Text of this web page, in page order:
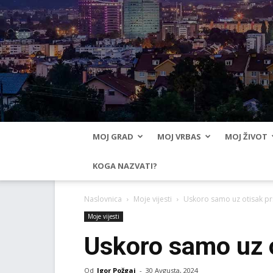
MOJ GRAD MOJ VRBAS MOJ ŽIVOT
KOGA NAZVATI?
Naslovnica Moje vijesti Uskoro samo uz otisak
Moje vijesti
Uskoro samo uz
Od Igor Požgaj - 30 Avgusta, 2024